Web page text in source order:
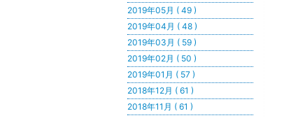
2019年05月 ( 49 )
2019年04月 ( 48 )
2019年03月 ( 59 )
2019年02月 ( 50 )
2019年01月 ( 57 )
2018年12月 ( 61 )
2018年11月 ( 61 )